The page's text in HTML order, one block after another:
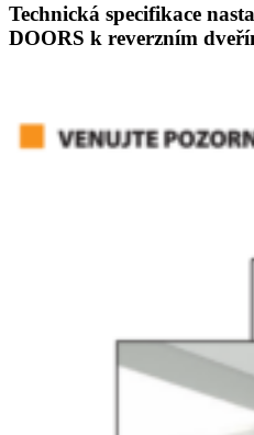
Technická specifikace
DOORS k reverzním